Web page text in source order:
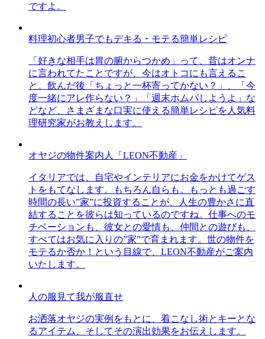
ですよ。
料理初心者男子でもデキる・モテる簡単レシピ
「好きな相手は胃の腑からつかめ」って、昔はオンナ
に言われてたことですが、今はオトコにも言えるこ
と。飲んだ後「ちょっと一杯寄ってかない？」、「今
度一緒にアレ作らない？」「週末ホムパしようよ」な
どなど、さまざまな口実に使える簡単レシピを人気料
理研究家がお教えします。
オヤジの物件案内人「LEON不動産」
イタリアでは、自宅やインテリアにお金をかけてゲス
トをもてなします。もちろん自らも。もっとも過ごす
時間の長い”家”に投資することが、人生の豊かさに直
結することを彼らは知っているのですね。仕事へのモ
チベーションも、彼女との愛情も、仲間との遊びも、
すべてはお気に入りの”家”で育まれます。世の物件を
モテるか否か！という目線で、LEON不動産がご案内
いたします。
人の服見て我が服直せ
お洒落オヤジの実例をもとに、着こなし術とキーとな
るアイテム、そしてその演出効果をお伝えします。